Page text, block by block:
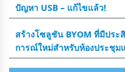
ปัญหา USB – แก้ไขแล้ว!
สร้างโซลูชัน BYOM ที่มีประ
การณ์ใหม่สําหรับห้องประชุม